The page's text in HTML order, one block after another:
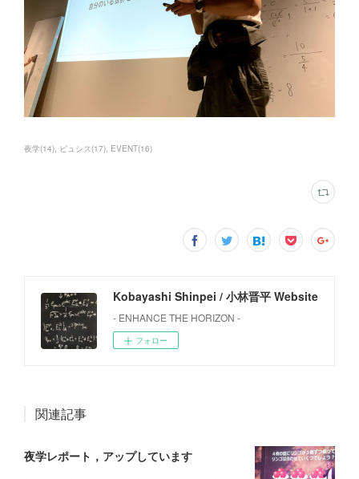
夜学(14) ピュシス(17) EVENT(16)
Kobayashi Shinpei / 小林晋平 Website
- ENHANCE THE HORIZON -
フォロー
関連記事
夜学レポート，アップしています